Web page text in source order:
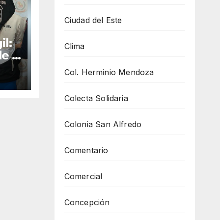
a
e
Ciudad del Este
Clima
Col. Herminio Mendoza
Colecta Solidaria
Colonia San Alfredo
Comentario
Comercial
Concepción